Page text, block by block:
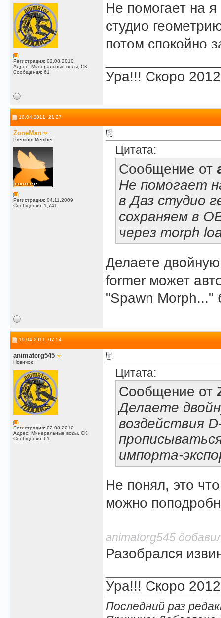
Регистрация: 02.08.2010
Адрес: Минеральные воды, СК
Сообщения: 61
Не помогает на
студио
потом спокойно
Ура!!! Скоро
18.04.2011, 21:27
ZoneMan
Premium Member
Регистрация: 04.11.2009
Сообщения: 1,741
Цитата:
Сообщение от
Не помогает
в Даз студио
сохраняем в
через morph
Делаете двойную
former может
"Spawn Morph..."
19.04.2011, 07:54
animatorg545
Новичок
Регистрация: 02.08.2010
Адрес: Минеральные воды, СК
Сообщения: 61
Цитата:
Сообщение от
Делаете
воздействия
импорта-
Не понял, это
можно
animatorg545
Разобрался
Ура!!! Скоро
Последний раз